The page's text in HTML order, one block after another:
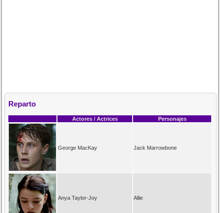
Reparto
Actores / Actrices Personajes
George MacKay Jack Marrowbone
Anya Taylor-Joy Allie